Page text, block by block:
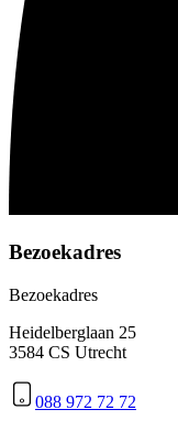
Bezoekadres
Bezoekadres
Heidelberglaan 25
3584 CS Utrecht
088 972 72 72